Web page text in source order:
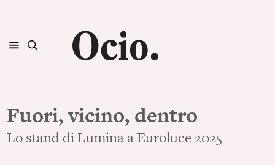
Fuori, vicino, dentro
Lo stand di Lumina a Euroluce 2025